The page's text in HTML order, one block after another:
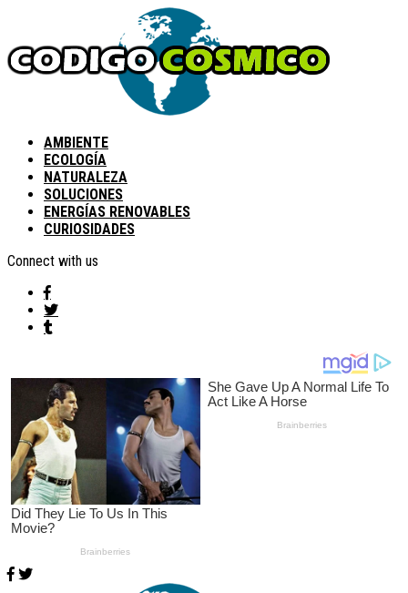
AMBIENTE
ECOLOGÍA
NATURALEZA
SOLUCIONES
ENERGÍAS RENOVABLES
CURIOSIDADES
Connect with us